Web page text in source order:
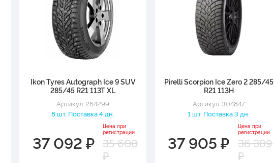
Ikon Tyres Autograph Ice 9 SUV
285/45 R21 113T XL
Артикул: 264299
8 шт. Поставка 4 дн.
37 092 ₽
Цена при
регистрации
35 608
₽
Pirelli Scorpion Ice Zero 2 285/45
R21 113H
Артикул: 304847
1 шт. Поставка 3 дн.
37 905 ₽
Цена при
регистрации
36 389
₽